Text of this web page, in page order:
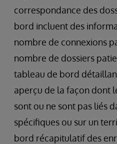
correspondance des
bord incluent des
nombre de connexions
nombre de dossiers
tableau de bord
aperçu de la façon dont
sont ou ne sont pas liés
spécifiques ou sur un
bord récapitulatif des